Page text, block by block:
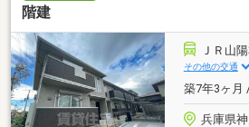
階建
ＪＲ山
その他の交通
築7年3ヶ月
兵庫県